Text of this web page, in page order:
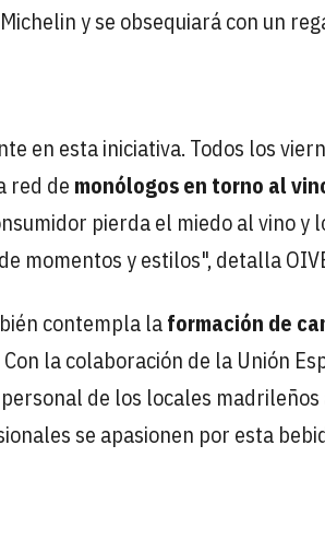
y se obsequiará con un
en esta iniciativa. Todos los
red de monólogos en torno al
pierda el miedo al vino y
momentos y estilos", detalla
contempla laformación de
la colaboración de la Unión
de los locales
se apasionen por esta